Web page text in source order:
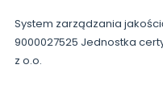
System zarządzania
9000027525 Jednostka
z o.o.